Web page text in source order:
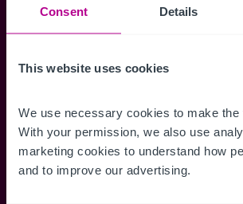
Consent Details
This website uses cookies
We use necessary cookies to make the
With your permission, we also use
marketing cookies to understand how
and to improve our advertising.
erhalten.
Zugriff auf alle
Informationen
Erhalten Sie Zugriff auf alle